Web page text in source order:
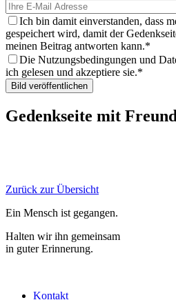
Ich bin damit einverstanden, dass
gespeichert wird, damit der
meinen Beitrag antworten kann.
Die Nutzungsbedingungen und
ich gelesen und akzeptiere sie.
Gedenkseite mit
Zurück zur Übersicht
Ein Mensch ist gegangen.
Halten wir ihn gemeinsam
in guter Erinnerung.
Kontakt